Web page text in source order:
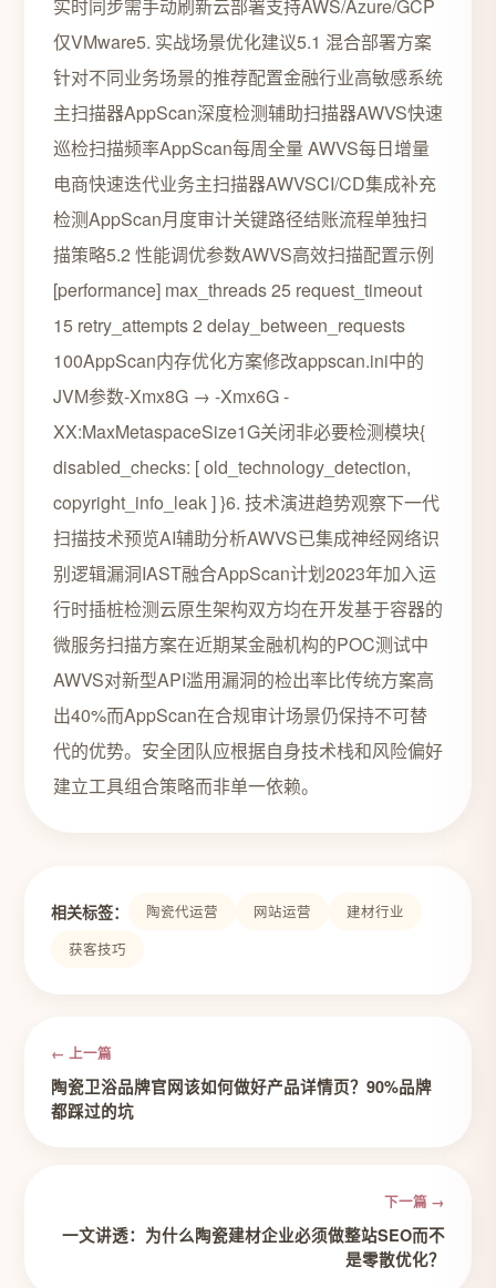
实时同步需手动刷新云部署支持AWS/Azure/GCP
仅VMware5. 实战场景优化建议5.1 混合部署方案
针对不同业务场景的推荐配置金融行业高敏感系统
主扫描器AppScan深度检测辅助扫描器AWVS快速
巡检扫描频率AppScan每周全量 AWVS每日增量
电商快速迭代业务主扫描器AWVSCI/CD集成补充
检测AppScan月度审计关键路径结账流程单独扫
描策略5.2 性能调优参数AWVS高效扫描配置示例
[performance] max_threads 25 request_timeout
15 retry_attempts 2 delay_between_requests
100AppScan内存优化方案修改appscan.ini中的
JVM参数-Xmx8G → -Xmx6G -
XX:MaxMetaspaceSize1G关闭非必要检测模块{
disabled_checks: [ old_technology_detection,
copyright_info_leak ] }6. 技术演进趋势观察下一代
扫描技术预览AI辅助分析AWVS已集成神经网络识
别逻辑漏洞IAST融合AppScan计划2023年加入运
行时插桩检测云原生架构双方均在开发基于容器的
微服务扫描方案在近期某金融机构的POC测试中
AWVS对新型API滥用漏洞的检出率比传统方案高
出40%而AppScan在合规审计场景仍保持不可替
代的优势。安全团队应根据自身技术栈和风险偏好
建立工具组合策略而非单一依赖。
相关标签： 陶瓷代运营 网站运营
建材行业
获客技巧
← 上一篇
陶瓷卫浴品牌官网该如何做好产品详情页？90%品牌
都踩过的坑
下一篇 →
一文讲透：为什么陶瓷建材企业必须做整站SEO而不
是零散优化？